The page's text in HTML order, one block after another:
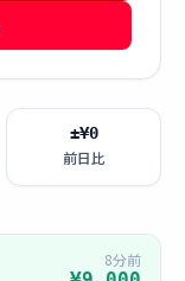
±¥0
前日比
8分前